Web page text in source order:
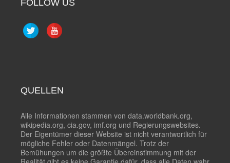
FOLLOW US
QUELLEN
Alle Informationen stammen von data.worldbank.org,
wikipedia.org, cia.gov, imf.org und Regierungswebsites.
Der Eigentümer dieser Website ist nicht verantwortlich für
mögliche Fehler oder Datenmängel. Trotz der
Bemühungen um die größte Übereinstimmung mit der